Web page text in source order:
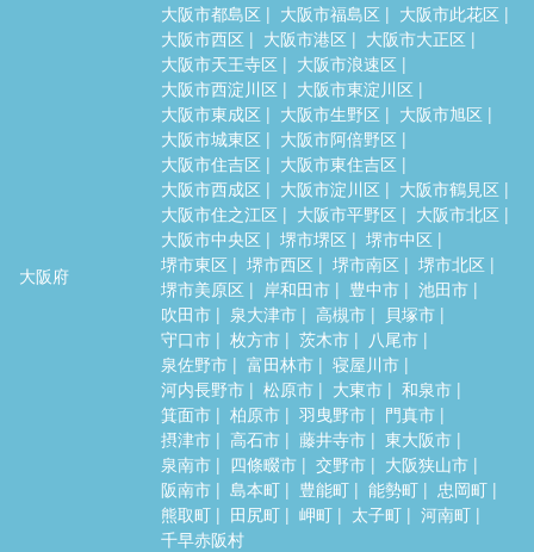
大阪府
大阪市都島区 大阪市福島区
大阪市此花区
大阪市西区
大阪市港区
大阪市大正区
大阪市天王寺区
大阪市浪速区
大阪市西淀川区
大阪市東淀川区
大阪市東成区
大阪市生野区
大阪市旭区
大阪市城東区
大阪市阿倍野区
大阪市住吉区
大阪市東住吉区
大阪市西成区
大阪市淀川区
大阪市鶴見区
大阪市住之江区
大阪市平野区
大阪市北区
大阪市中央区
堺市堺区
堺市中区
堺市東区
堺市西区 堺市南区
堺市北区
堺市美原区
岸和田市 豊中市
池田市
吹田市
泉大津市 高槻市
貝塚市
守口市
枚方市 茨木市
八尾市
泉佐野市
富田林市
寝屋川市
河内長野市
松原市 大東市
和泉市
箕面市
柏原市 羽曳野市
門真市
摂津市
高石市 藤井寺市
東大阪市
泉南市
四條畷市 交野市
大阪狭山市
阪南市
島本町 豊能町 能勢町
忠岡町
熊取町
田尻町 岬町 太子町
河南町
千早赤阪村